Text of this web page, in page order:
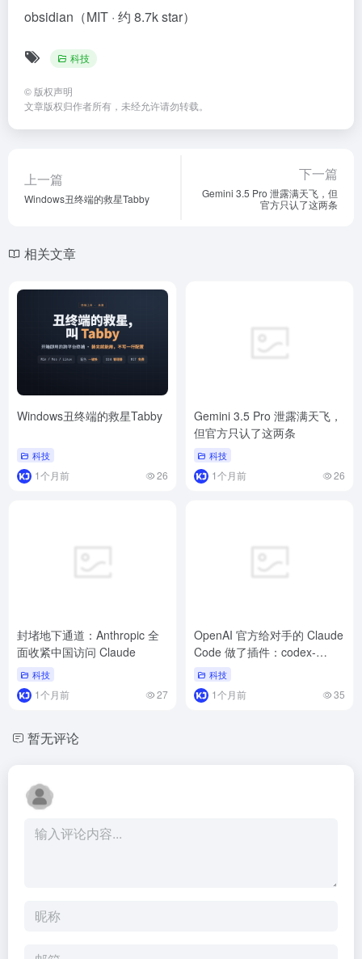
obsidian（MIT · 约 8.7k star）
科技
© 版权声明
文章版权归作者所有，未经允许请勿转载。
上一篇
Windows丑终端的救星Tabby
下一篇
Gemini 3.5 Pro 泄露满天飞，但
官方只认了这两条
相关文章
Windows丑终端的救星Tabby
科技
1个月前 26
Gemini 3.5 Pro 泄露满天飞，
但官方只认了这两条
科技
1个月前 26
封堵地下通道：Anthropic 全
面收紧中国访问 Claude
科技
1个月前 27
OpenAI 官方给对手的 Claude
Code 做了插件：codex-
plugin-cc
科技
1个月前 35
暂无评论